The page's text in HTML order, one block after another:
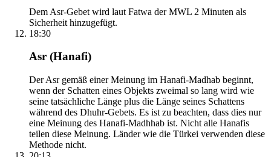
Dem Asr-Gebet wird laut Fatwa der MWL 2 Minuten als
Sicherheit hinzugefügt.
18:30
Asr (Hanafi)
Der Asr gemäß einer Meinung im Hanafi-Madhab beginnt,
wenn der Schatten eines Objekts zweimal so lang wird wie
seine tatsächliche Länge plus die Länge seines Schattens
während des Dhuhr-Gebets. Es ist zu beachten, dass dies nur
eine Meinung des Hanafi-Madhhab ist. Nicht alle Hanafis
teilen diese Meinung. Länder wie die Türkei verwenden diese
Methode nicht.